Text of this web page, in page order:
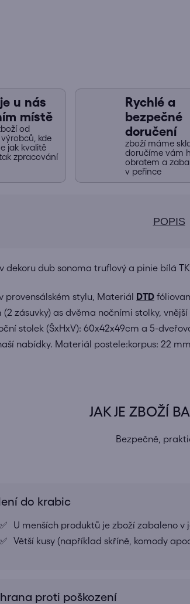
u nás
místě
od
kde
jak kvalitě
zpracování
Rychlé a
bezpečné
doručení
zboží máme
doručíme vám
obratem a
v peřince
POPIS
dekoru dub sonoma truflový a pinie bílá
provensálském stylu, Materiál DTD
zásuvky) as dvěma nočními stolky,
stolek (ŠxHxV): 60x42x49cm a 5-
nabídky. Materiál postele:korpus: 22
JAK JE ZBOŽÍ
Bezpečně,
do krabic
U menších produktů je zboží zabaleno v
Větší kusy (například skříně, komody
proti poškození